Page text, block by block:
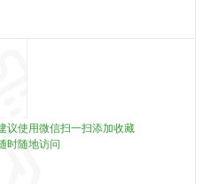
议使用微信扫一扫添加收藏
时随地访问